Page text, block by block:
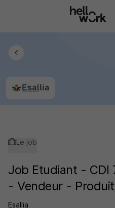
Le job
Job Etudiant - CDI
- Vendeur -
Esallia